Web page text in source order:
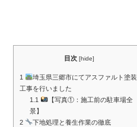
目次 [hide]
1
埼玉県三郷市にてアスファルト塗装
工事を行いました
1.1
【写真①：施工前の駐車場全
景】
2
下地処理と養生作業の徹底